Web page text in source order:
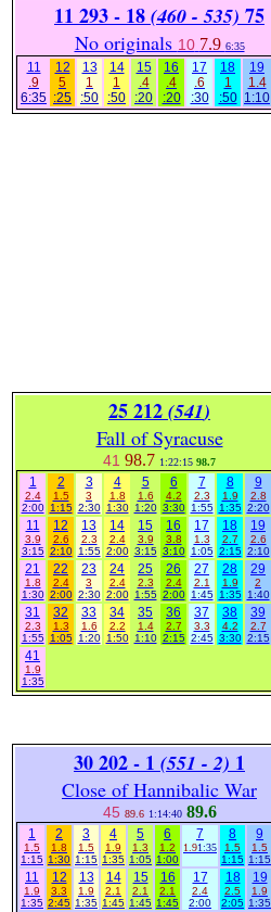
11 293 - 18 (460 - 535) 75
No originals 10 7.9 6:35
11
.9
6:35
12
5
:25
13
1
:50
14
1
:50
15
.4
:20
16
.4
:20
17
.6
:30
18
1
:50
19
1.4
1:10
25 212 (541)
Fall of Syracuse
41 98.7 1:22:15 98.7
1
2.4
2:00
2
1.5
1:15
3
3
2:30
4
1.8
1:30
5
1.6
1:20
6
4.2
3:30
7
2.3
1:55
8
1.9
1:35
9
2.8
2:20
11
3.9
3:15
12
2.6
2:10
13
2.3
1:55
14
2.4
2:00
15
3.9
3:15
16
3.8
3:10
17
1.3
1:05
18
2.7
2:15
19
2.6
2:10
21
1.8
1:30
22
2.4
2:00
23
3
2:30
24
2.4
2:00
25
2.3
1:55
26
2.4
2:00
27
2.1
1:45
28
1.9
1:35
29
2
1:40
31
2.3
1:55
32
1.3
1:05
33
1.6
1:20
34
2.2
1:50
35
1.4
1:10
36
2.7
2:15
37
3.3
2:45
38
4.2
3:30
39
2.7
2:15
41
1.9
1:35
30 202 - 1 (551 - 2) 1
Close of Hannibalic War
45 89.6 1:14:40 89.6
1
1.5
1:15
2
1.8
1:30
3
1.5
1:15
4
1.9
1:35
5
1.3
1:05
6
1.2
1:00
7
1.91:35
8
1.5
1:15
9
1.5
1:15
11
1.9
1:35
12
3.3
2:45
13
1.9
1:35
14
2.1
1:45
15
2.1
1:45
16
2.1
1:45
17
2.4
2:00
18
2.5
2:05
19
1.9
1:35